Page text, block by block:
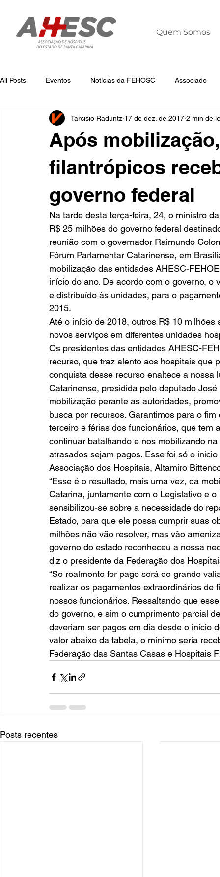
Quem Somos
All Posts Eventos Notícias da FEHOSC Associado
Notícias da AHESC Liderança Dia
Após
filantrópicos
governo federal
Tarcisio Raduntz 17 de dez. de 2017 2 min de
Na tarde desta terça-feira, 24, o ministro
R$ 25 milhões do governo federal
reunião com o governador Raimundo
Fórum Parlamentar Catarinense, em
mobilização das entidades AHESC-
início do ano. De acordo com o governo,
e distribuído às unidades, para o
2015.
Até o início de 2018, outros R$ 10
novos serviços em diferentes unidades
Os presidentes das entidades AHESC-
recurso, que traz alento aos hospitais que
conquista desse recurso enaltece a
Catarinense, presidida pelo deputado
mobilização perante as autoridades,
busca por recursos. Garantimos para o
terceiro e férias dos funcionários, que tem
continuar batalhando e nos mobilizando
atrasados sejam pagos. Esse foi só o
Associação dos Hospitais, Altamiro
“Esse é o resultado, mais uma vez, da
Catarina, juntamente com o Legislativo e
sensibilizou-se sobre a necessidade do
Estado, para que ele possa cumprir suas
milhões não vão resolver, mas vão
governo do estado reconheceu a nossa
diz o presidente da Federação dos
“Se realmente for pago será de grande
realizar os pagamentos extraordinários
nossos funcionários. Ressaltando que
do governo, e sim o cumprimento parcial
deveriam ser pagos em dia desde o início
valor abaixo da tabela, o mínimo seria
Federação das Santas Casas e Hospitais
Posts recentes